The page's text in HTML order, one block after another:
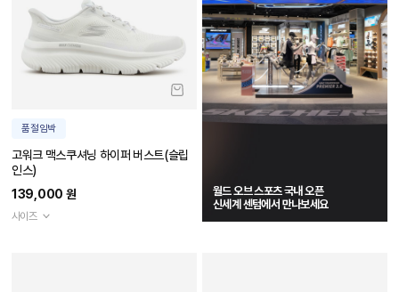
품절임박
고워크 맥스쿠셔닝 하이퍼 버스트(슬립
인스)
139,000 원
사이즈
월드 오브 스포츠 국내 오픈
신세계 센텀에서 만나보세요